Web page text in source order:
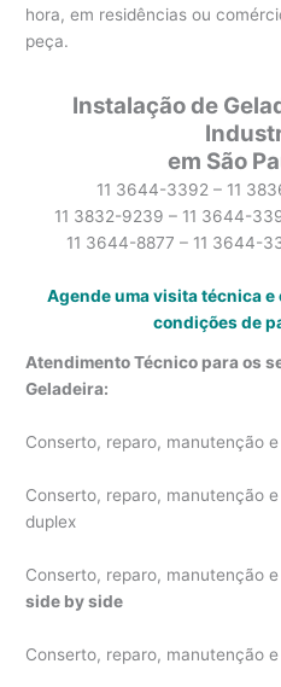
hora, em residências ou
peça.
Instalação de
em São
11 3644-3392 – 11
11 3832-9239 – 11 3644-
11 3644-8877 – 11 3644-
Agende uma visita técnica
condições de
Atendimento Técnico para os
Geladeira:
Conserto, reparo, manutenção e
Conserto, reparo, manutenção e
duplex
Conserto, reparo, manutenção e
side by side
Conserto, reparo, manutenção